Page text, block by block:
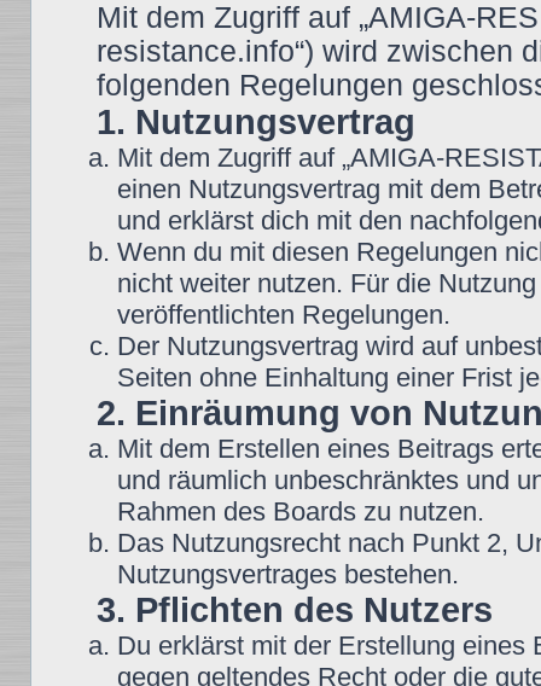
Mit dem Zugriff auf „AMIGA-
resistance.info“) wird zwischen
folgenden Regelungen
1. Nutzungsvertrag
Mit dem Zugriff auf „AMIGA-
einen Nutzungsvertrag mit dem
und erklärst dich mit den
Wenn du mit diesen Regelungen
nicht weiter nutzen. Für die
veröffentlichten Regelungen.
Der Nutzungsvertrag wird auf
Seiten ohne Einhaltung einer Frist
2. Einräumung von
Mit dem Erstellen eines Beitrags
und räumlich unbeschränktes und
Rahmen des Boards zu nutzen.
Das Nutzungsrecht nach Punkt 2,
Nutzungsvertrages bestehen.
3. Pflichten des Nutzers
Du erklärst mit der Erstellung eines
gegen geltendes Recht oder die